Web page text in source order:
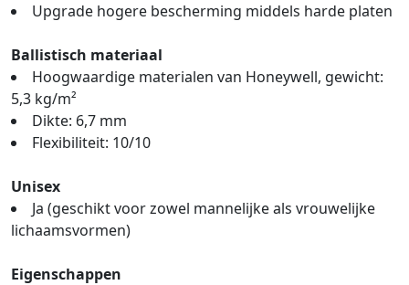
Upgrade hogere bescherming middels harde platen
Ballistisch materiaal
Hoogwaardige materialen van Honeywell, gewicht:
5,3 kg/m²
Dikte: 6,7 mm
Flexibiliteit: 10/10
Unisex
Ja (geschikt voor zowel mannelijke als vrouwelijke
lichaamsvormen)
Eigenschappen